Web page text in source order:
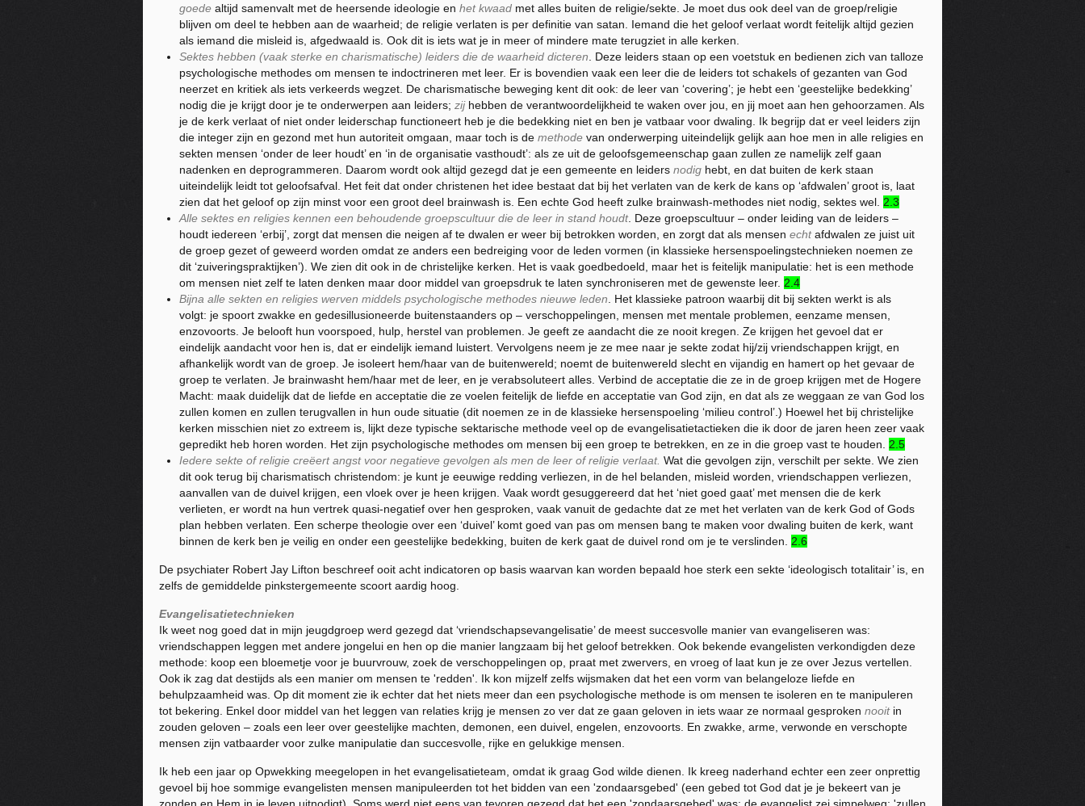
goede altijd samenvalt met de heersende ideologie en het kwaad met alles buiten de religie/sekte. Je moet dus ook deel van de groep/religie
blijven om deel te hebben aan de waarheid; de religie verlaten is per definitie van satan. Iemand die het geloof verlaat wordt feitelijk altijd gezien
als iemand die misleid is, afgedwaald is. Ook dit is iets wat je in meer of mindere mate terugziet in alle kerken.
Sektes hebben (vaak sterke en charismatische) leiders die de waarheid dicteren . Deze leiders staan op een voetstuk en bedienen zich van talloze
psychologische methodes om mensen te indoctrineren met leer. Er is bovendien vaak een leer die de leiders tot schakels of gezanten van God
neerzet en kritiek als iets verkeerds wegzet. De charismatische beweging kent dit ook: de leer van ‘covering’; je hebt een ‘geestelijke bedekking’
nodig die je krijgt door je te onderwerpen aan leiders; zij hebben de verantwoordelijkheid te waken over jou, en jij moet aan hen gehoorzamen. Als
je de kerk verlaat of niet onder leiderschap functioneert heb je die bedekking niet en ben je vatbaar voor dwaling. Ik begrijp dat er veel leiders zijn
die integer zijn en gezond met hun autoriteit omgaan, maar toch is de methode van onderwerping uiteindelijk gelijk aan hoe men in alle religies en
sekten mensen ‘onder de leer houdt’ en ‘in de organisatie vasthoudt’: als ze uit de geloofsgemeenschap gaan zullen ze namelijk zelf gaan
nadenken en deprogrammeren. Daarom wordt ook altijd gezegd dat je een gemeente en leiders nodig hebt, en dat buiten de kerk staan
uiteindelijk leidt tot geloofsafval. Het feit dat onder christenen het idee bestaat dat bij het verlaten van de kerk de kans op ‘afdwalen’ groot is, laat
zien dat het geloof op zijn minst voor een groot deel brainwash is. Een echte God heeft zulke brainwash-methodes niet nodig, sektes wel. 2.3
Alle sektes en religies kennen een behoudende groepscultuur die de leer in stand houdt. Deze groepscultuur – onder leiding van de leiders –
houdt iedereen ‘erbij’, zorgt dat mensen die neigen af te dwalen er weer bij betrokken worden, en zorgt dat als mensen echtafdwalen ze juist uit
de groep gezet of geweerd worden omdat ze anders een bedreiging voor de leden vormen (in klassieke hersenspoelingstechnieken noemen ze
dit ‘zuiveringspraktijken’). We zien dit ook in de christelijke kerken. Het is vaak goedbedoeld, maar het is feitelijk manipulatie: het is een methode
om mensen niet zelf te laten denken maar door middel van groepsdruk te laten synchroniseren met de gewenste leer. 2.4
Bijna alle sekten en religies werven middels psychologische methodes nieuwe leden . Het klassieke patroon waarbij dit bij sekten werkt is als
volgt: je spoort zwakke en gedesillusioneerde buitenstaanders op – verschoppelingen, mensen met mentale problemen, eenzame mensen,
enzovoorts. Je belooft hun voorspoed, hulp, herstel van problemen. Je geeft ze aandacht die ze nooit kregen. Ze krijgen het gevoel dat er
eindelijk aandacht voor hen is, dat er eindelijk iemand luistert. Vervolgens neem je ze mee naar je sekte zodat hij/zij vriendschappen krijgt, en
afhankelijk wordt van de groep. Je isoleert hem/haar van de buitenwereld; noemt de buitenwereld slecht en vijandig en hamert op het gevaar de
groep te verlaten. Je brainwasht hem/haar met de leer, en je verabsoluteert alles. Verbind de acceptatie die ze in de groep krijgen met de Hogere
Macht: maak duidelijk dat de liefde en acceptatie die ze voelen feitelijk de liefde en acceptatie van God zijn, en dat als ze weggaan ze van God los
zullen komen en zullen terugvallen in hun oude situatie (dit noemen ze in de klassieke hersenspoeling ‘milieu control’.) Hoewel het bij christelijke
kerken misschien niet zo extreem is, lijkt deze typische sektarische methode veel op de evangelisatietactieken die ik door de jaren heen zeer vaak
gepredikt heb horen worden. Het zijn psychologische methodes om mensen bij een groep te betrekken, en ze in die groep vast te houden. 2.5
Iedere sekte of religie creëert angst voor negatieve gevolgen als men de leer of religie verlaat. Wat die gevolgen zijn, verschilt per sekte. We zien
dit ook terug bij charismatisch christendom: je kunt je eeuwige redding verliezen, in de hel belanden, misleid worden, vriendschappen verliezen,
aanvallen van de duivel krijgen, een vloek over je heen krijgen. Vaak wordt gesuggereerd dat het ‘niet goed gaat’ met mensen die de kerk
verlieten, er wordt na hun vertrek quasi-negatief over hen gesproken, vaak vanuit de gedachte dat ze met het verlaten van de kerk God of Gods
plan hebben verlaten. Een scherpe theologie over een ‘duivel’ komt goed van pas om mensen bang te maken voor dwaling buiten de kerk, want
binnen de kerk ben je veilig en onder een geestelijke bedekking, buiten de kerk gaat de duivel rond om je te verslinden. 2.6
De psychiater Robert Jay Lifton beschreef ooit acht indicatoren op basis waarvan kan worden bepaald hoe sterk een sekte ‘ideologisch totalitair’ is, en
zelfs de gemiddelde pinkstergemeente scoort aardig hoog.
Evangelisatietechnieken
Ik weet nog goed dat in mijn jeugdgroep werd gezegd dat ‘vriendschapsevangelisatie’ de meest succesvolle manier van evangeliseren was:
vriendschappen leggen met andere jongelui en hen op die manier langzaam bij het geloof betrekken. Ook bekende evangelisten verkondigden deze
methode: koop een bloemetje voor je buurvrouw, zoek de verschoppelingen op, praat met zwervers, en vroeg of laat kun je ze over Jezus vertellen.
Ook ik zag dat destijds als een manier om mensen te 'redden'. Ik kon mijzelf zelfs wijsmaken dat het een vorm van belangeloze liefde en
behulpzaamheid was. Op dit moment zie ik echter dat het niets meer dan een psychologische methode is om mensen te isoleren en te manipuleren
tot bekering. Enkel door middel van het leggen van relaties krijg je mensen zo ver dat ze gaan geloven in iets waar ze normaal gesproken nooitin
zouden geloven – zoals een leer over geestelijke machten, demonen, een duivel, engelen, enzovoorts. En zwakke, arme, verwonde en verschopte
mensen zijn vatbaarder voor zulke manipulatie dan succesvolle, rijke en gelukkige mensen.
Ik heb een jaar op Opwekking meegelopen in het evangelisatieteam, omdat ik graag God wilde dienen. Ik kreeg naderhand echter een zeer onprettig
gevoel bij hoe sommige evangelisten mensen manipuleerden tot het bidden van een 'zondaarsgebed' (een gebed tot God dat je je bekeert van je